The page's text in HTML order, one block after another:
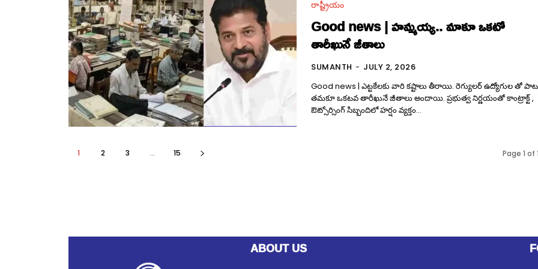
రాష్ట్రీయం
Good news | హమ్మయ్య.. మాకూ ఒకటో
తారీఖునే జీతాలు
SUMANTH - JULY 2, 2026
Good news | ఎట్టకేలకు వారి కష్టాలు తీరాయి. రెగ్యులర్ ఉద్యోగుల తో
తమకూ ఒకటవ తారీఖునే జీతాలు అందాయి. ప్రభుత్వ నిర్ణయంతో కాంట్రాక్ట్ ,
ఔట్సోర్సింగ్ సిబ్బందిలో హర్షం వ్యక్తం...
1 2 3 ... 15 Page 1 of
ABOUT US